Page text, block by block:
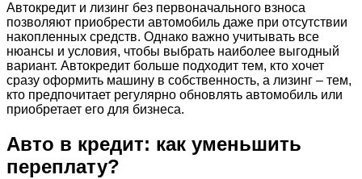
Автокредит и лизинг без первоначального взноса
позволяют приобрести автомобиль даже при отсутствии
накопленных средств. Однако важно учитывать все
нюансы и условия, чтобы выбрать наиболее выгодный
вариант. Автокредит больше подходит тем, кто хочет
сразу оформить машину в собственность, а лизинг – тем,
кто предпочитает регулярно обновлять автомобиль или
приобретает его для бизнеса.
Авто в кредит: как уменьшить
переплату?